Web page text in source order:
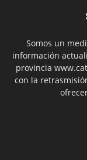
Somos un
información
provincia
con la